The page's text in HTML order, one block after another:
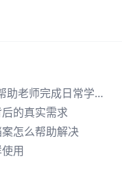
怎么用 AI 帮助老师完成日常学生反馈
的真实需求
怎么帮助解决
用